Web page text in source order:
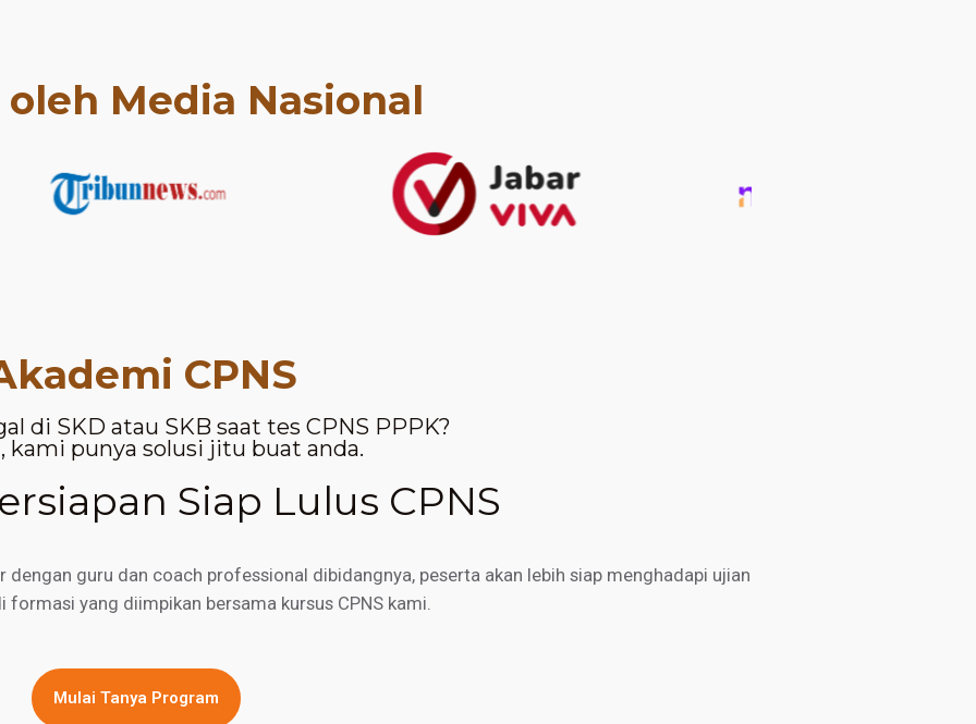
Media Nasional
CPNS
di SKD atau SKB saat tes CPNS PPPK?
kami punya solusi jitu buat anda.
Siap Lulus CPNS
guru dan coach professional dibidangnya, peserta akan lebih siap menghadapi ujian
formasi yang diimpikan bersama kursus CPNS kami.
Mulai Tanya Program